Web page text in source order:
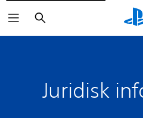
Sök
Juridisk